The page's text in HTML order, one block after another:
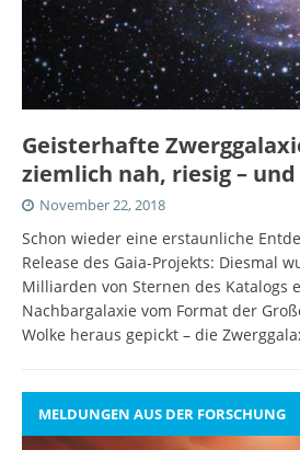
Geisterhafte
ziemlich nah, riesig –
November 22, 2018
Schon wieder eine erstaunliche
Release des Gaia-Projekts: Diesmal
Milliarden von Sternen des Katalogs
Nachbargalaxie vom Format der
Wolke heraus gepickt – die
MELDUNGEN AUS DER FORSCHUNG